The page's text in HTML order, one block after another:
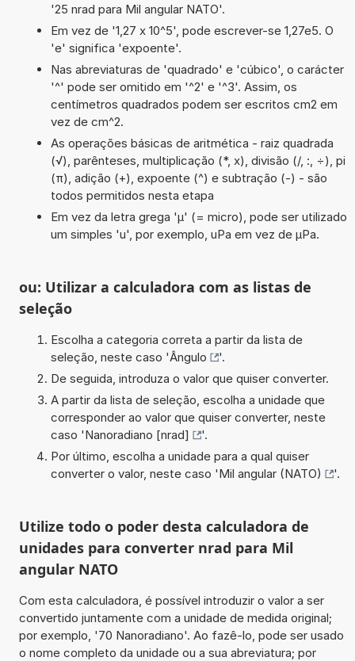
'25 nrad para Mil angular NATO'.
Em vez de '1,27 x 10^5', pode escrever-se 1,27e5. O
'e' significa 'expoente'.
Nas abreviaturas de 'quadrado' e 'cúbico', o carácter
'^' pode ser omitido em '^2' e '^3'. Assim, os
centímetros quadrados podem ser escritos cm2 em
vez de cm^2.
As operações básicas de aritmética - raiz quadrada
(√), parênteses, multiplicação (*, x), divisão (/, :, ÷), pi
(π), adição (+), expoente (^) e subtração (-) - são
todos permitidos nesta etapa
Em vez da letra grega 'µ' (= micro), pode ser utilizado
um simples 'u', por exemplo, uPa em vez de µPa.
ou: Utilizar a calculadora com as listas de
seleção
Escolha a categoria correta a partir da lista de
seleção, neste caso 'Ângulo
'.
De seguida, introduza o valor que quiser converter.
A partir da lista de seleção, escolha a unidade que
corresponder ao valor que quiser converter, neste
caso 'Nanoradiano [nrad]
'.
Por último, escolha a unidade para a qual quiser
converter o valor, neste caso 'Mil angular (NATO) '.
Utilize todo o poder desta calculadora de
unidades para converter nrad para Mil
angular NATO
Com esta calculadora, é possível introduzir o valor a ser
convertido juntamente com a unidade de medida original;
por exemplo, '70 Nanoradiano'. Ao fazê-lo, pode ser usado
o nome completo da unidade ou a sua abreviatura; por